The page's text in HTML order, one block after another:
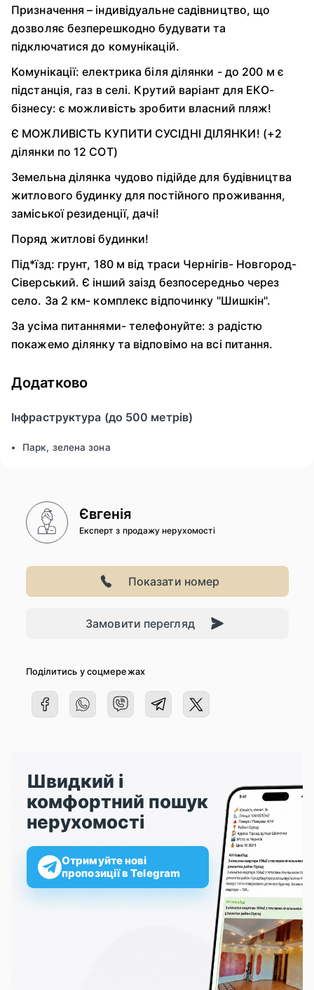
Призначення – індивідуальне садівництво, що
дозволяє безперешкодно будувати та
підключатися до комунікацій.
Комунікації: електрика біля ділянки - до 200 м є
підстанція, газ в селі. Крутий варіант для ЕКО-
бізнесу: є можливість зробити власний пляж!
Є МОЖЛИВІСТЬ КУПИТИ СУСІДНІ ДІЛЯНКИ! (+2
ділянки по 12 СОТ)
Земельна ділянка чудово підійде для будівництва
житлового будинку для постійного проживання,
заміської резиденції, дачі!
Поряд житлові будинки!
Під*їзд: грунт, 180 м від траси Чернігів- Новгород-
Сіверський. Є інший заізд безпосередньо через
село. За 2 км- комплекс відпочинку "Шишкін".
За усіма питаннями- телефонуйте: з радістю
покажемо ділянку та відповімо на всі питання.
Додатково
Інфраструктура (до 500 метрів)
Парк, зелена зона
Євгенія
Експерт з продажу нерухомості
Показати номер
Замовити перегляд
Поділитись у соцмережах
Швидкий і
комфортний пошук
нерухомості
Отримуйте нові
пропозиції в Telegram